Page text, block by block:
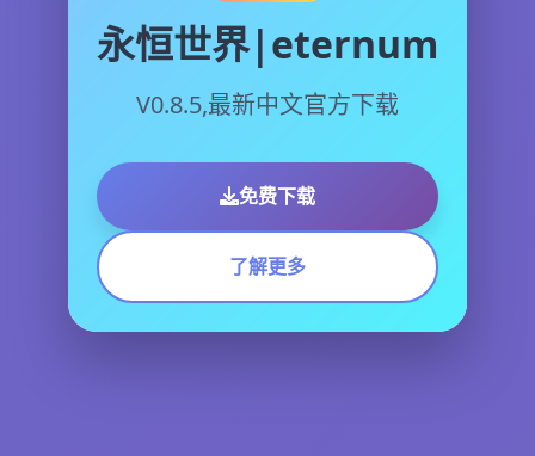
永恒世界|eternum
V0.8.5,最新中文官方下载
免费下载
了解更多